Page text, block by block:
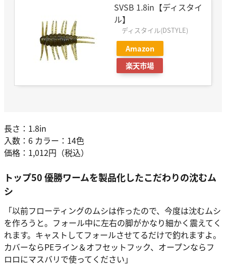
SVSB 1.8in【ディスタイ
ル】
ディスタイル(DSTYLE)
Amazon
楽天市場
長さ：1.8in
入数：6 カラー：14色
価格：1,012円（税込）
トップ50 優勝ワームを製品化したこだわりの沈むム
シ
「以前フローティングのムシは作ったので、今度は沈むムシ
を作ろうと。フォール中に左右の脚がかなり細かく震えてく
れます。キャストしてフォールさせてるだけで釣れますよ。
カバーならPEライン＆オフセットフック、オープンならフ
ロロにマスバリで使ってください」